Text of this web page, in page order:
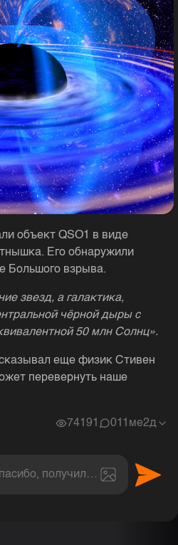
объект QSO1 в виде
Его обнаружили
Большого взрыва.
звезд, а галактика,
чёрной дыры с
50 млн Солнц».
еще физик Стивен
перевернуть наше
74191 011ме2д
получил величайшее